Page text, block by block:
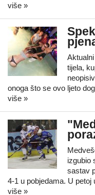
više »
tijela,
onoga što se ovo ljeto
više »
izgubio
sastav
4-1 u pobjedama. U
više »